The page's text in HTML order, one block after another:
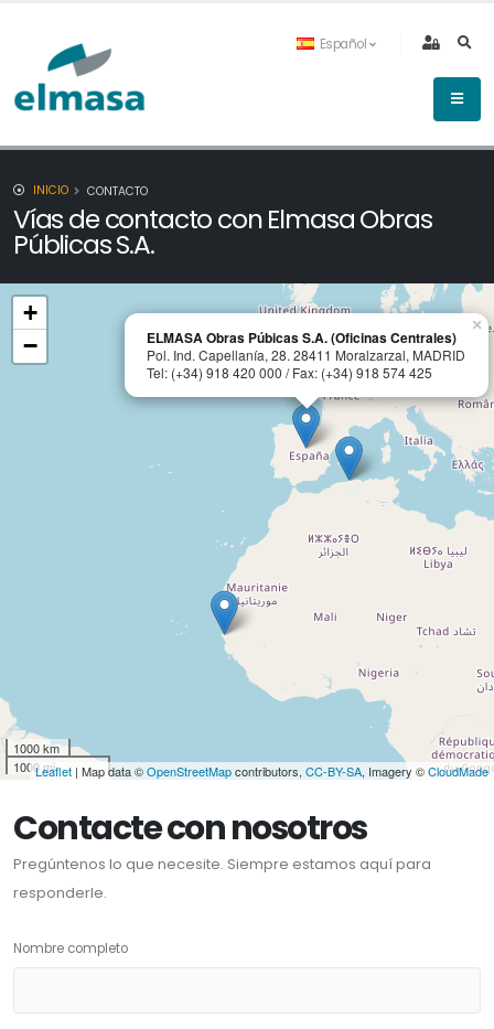
Español
INICIO CONTACTO
Vías de contacto con Elmasa Obras
Públicas S.A.
ELMASA Obras Púbicas S.A. (Oficinas Centrales)
Pol. Ind. Capellanía, 28. 28411 Moralzarzal, MADRID
Tel: (+34) 918 420 000 / Fax: (+34) 918 574 425
×
+
−
1000 km
1000 miLeaflet | Map data ©OpenStreetMapcontributors, CC-BY-SA, Imagery ©CloudMade
Contacte con nosotros
Pregúntenos lo que necesite. Siempre estamos aquí para
responderle.
Nombre completo